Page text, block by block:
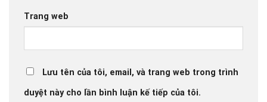
Trang web
Lưu tên của tôi, email, và trang web trong trình
duyệt này cho lần bình luận kế tiếp của tôi.